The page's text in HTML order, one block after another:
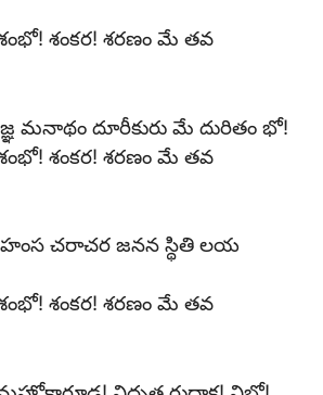
శంకర! శరణం మే తవ
మనాథం దూరీకురు మే దురితం భో!
శంకర! శరణం మే తవ
చరాచర జనన స్థితి లయ
శంకర! శరణం మే తవ